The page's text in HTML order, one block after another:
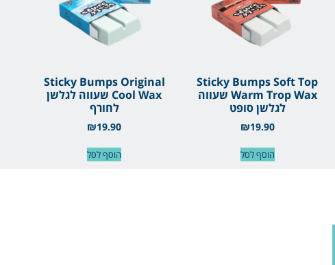
Sticky Bumps Soft Top
Warm Trop Wax שעווה
לגלשן סופט
₪19.90
הוסף לסל
Sticky Bumps Original
Cool Wax שעווה לגלשן
לחורף
₪19.90
הוסף לסל